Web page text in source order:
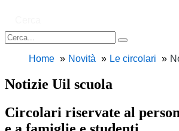
Home Novità Le circolari
Notizie Uil scuola
Circolari riservate al